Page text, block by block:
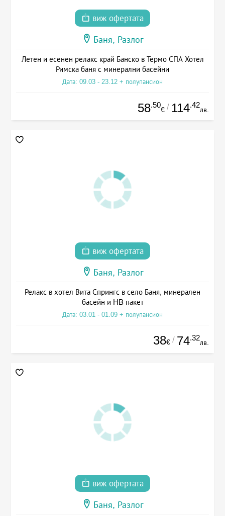
виж офертата
Баня, Разлог
Летен и есенен релакс край Банско в Термо СПА Хотел
Римска баня с минерални басейни
Дата: 09.03 - 23.12 + полупансион
58.50
€ / 114.42
лв.
виж офертата
Баня, Разлог
Релакс в хотел Вита Спрингс в село Баня, минерален
басейн и HB пакет
Дата: 03.01 - 01.09 + полупансион
38€ / 74.32
лв.
виж офертата
Баня, Разлог